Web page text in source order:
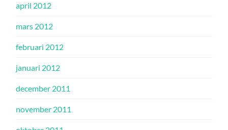
april 2012
mars 2012
februari 2012
januari 2012
december 2011
november 2011